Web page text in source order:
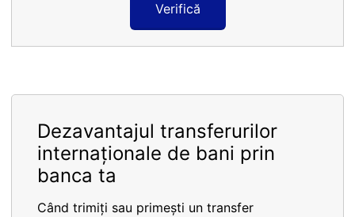
Verifică
Dezavantajul transferurilor
internaționale de bani prin
banca ta
Când trimiți sau primești un transfer